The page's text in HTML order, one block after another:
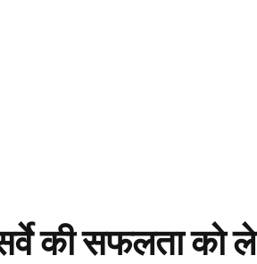
की सफलता को ले